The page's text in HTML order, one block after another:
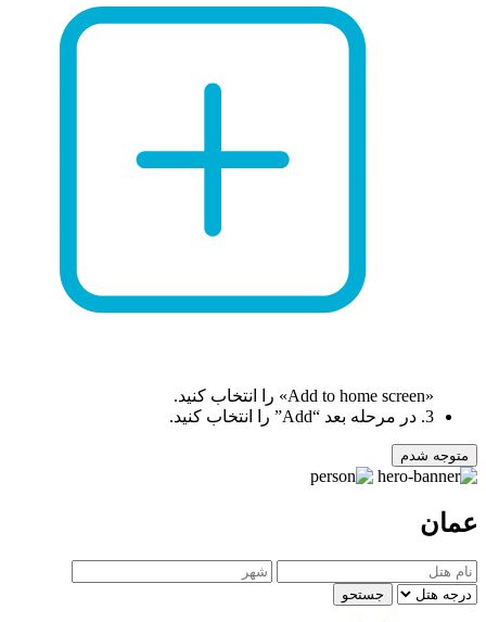
«Add to home screen» را انتخاب کنید.
3. در مرحله بعد “Add” را انتخاب کنید.
متوجه شدم
عمان
جستحو